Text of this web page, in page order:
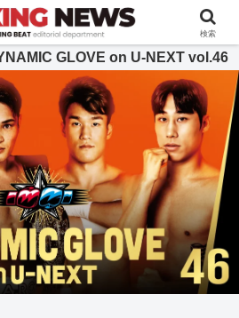
ボクシング・ビート] 公式サイト
GLOVE on U-NEXT vol.46
検索